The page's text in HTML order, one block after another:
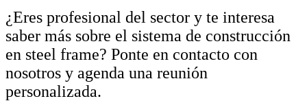
¿Eres profesional del sector y te interesa
saber más sobre el sistema de construcción
en steel frame? Ponte en contacto con
nosotros y agenda una reunión
personalizada.